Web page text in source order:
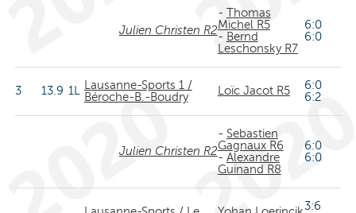
Julien Christen R2
- Thomas
Michel R5
- Bernd
Leschonsky R7
6:0
6:0
3 13.9 1L
Lausanne-Sports 1 /
Béroche-B.-Boudry
Loïc Jacot R5
6:0
6:2
Julien Christen R2
- Sebastien
Gagnaux R6
- Alexandre
Guinand R8
6:0
6:0
3:6